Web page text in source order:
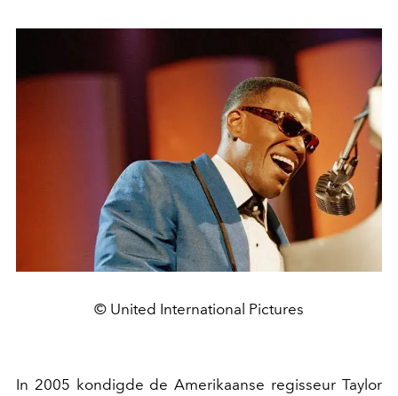
© United International Pictures
In 2005 kondigde de Amerikaanse regisseur Taylor